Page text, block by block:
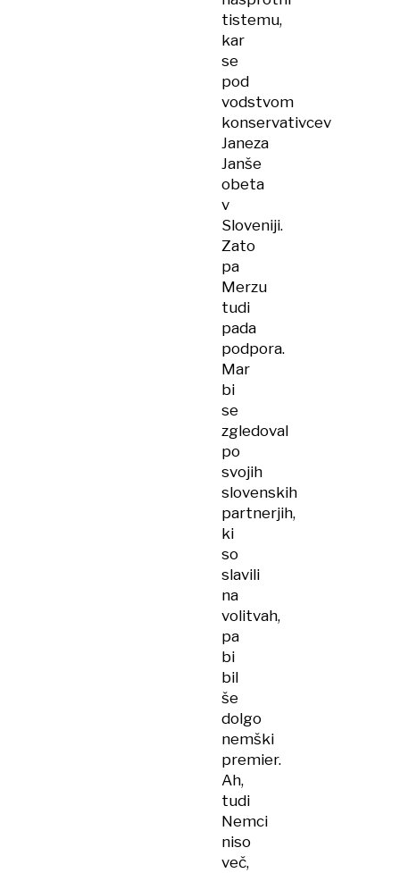
tistemu,
kar
se
pod
vodstvom
konservativcev
Janeza
Janše
obeta
v
Sloveniji.
Zato
pa
Merzu
tudi
pada
podpora.
Mar
bi
se
zgledoval
po
svojih
slovenskih
partnerjih,
ki
so
slavili
na
volitvah,
pa
bi
bil
še
dolgo
nemški
premier.
Ah,
tudi
Nemci
niso
več,